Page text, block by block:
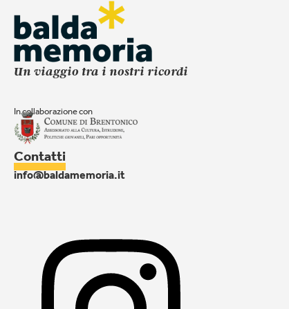
Un viaggio tra i nostri ricordi
In collaborazione con
Contatti
info@baldamemoria.it